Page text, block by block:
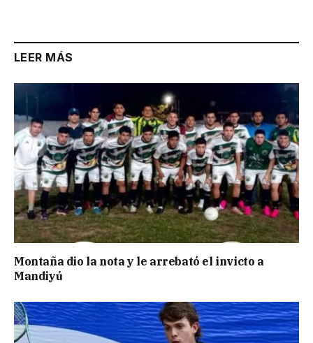
LEER MÁS
Montaña dio la nota y le arrebató el invicto a
Mandiyú